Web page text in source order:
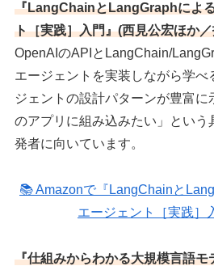
『LangChainとLangGraphによ
ト［実践］入門』(西見公宏ほか
OpenAIのAPIとLangChain/
エージェントを実装しながら学べ
ジェントの設計パターンが豊富に
のアプリに組み込みたい」という
発者に向いています。
📚 Amazonで『LangChainと
エージェント［実践］
『仕組みからわかる大規模言語モ